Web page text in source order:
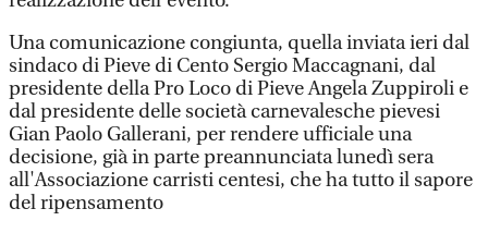
Una comunicazione congiunta, quella inviata ieri dal
sindaco di Pieve di Cento Sergio Maccagnani, dal
presidente della Pro Loco di Pieve Angela Zuppiroli e
dal presidente delle società carnevalesche pievesi
Gian Paolo Gallerani, per rendere ufficiale una
decisione, già in parte preannunciata lunedì sera
all'Associazione carristi centesi, che ha tutto il sapore
del ripensamento